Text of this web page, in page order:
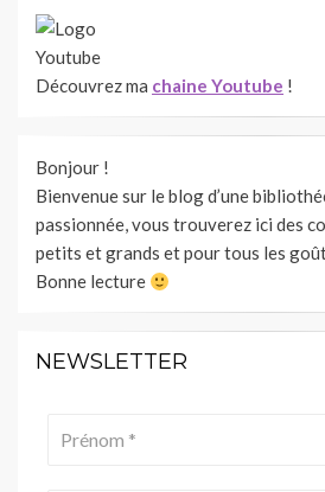
Découvrez ma chaine Youtube !
Bonjour !
Bienvenue sur le blog d’une
passionnée, vous trouverez ici des
petits et grands et pour tous les
Bonne lecture
NEWSLETTER